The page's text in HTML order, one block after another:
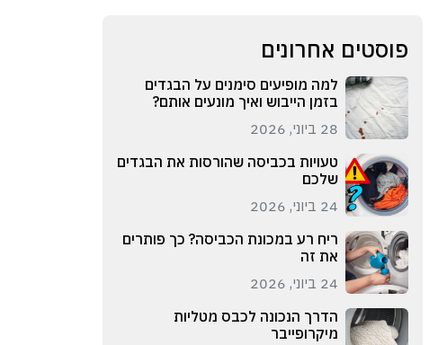
פוסטים אחרונים
למה מופיעים סימנים על הבגדים
בזמן הייבוש ואיך מונעים אותם?
28 ביוני, 2026
טעויות בכביסה שהורסות את הבגדים
שלכם
24 ביוני, 2026
ריח רע במכונת הכביסה? כך פותרים
את זה
24 ביוני, 2026
הדרך הנכונה לכבס מטליות
מיקרופייבר